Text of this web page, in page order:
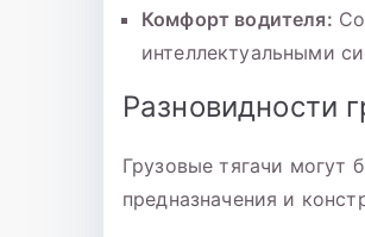
Комфорт водителя:
интеллектуальными
Разновидности
Грузовые тягачи могут
предназначения и